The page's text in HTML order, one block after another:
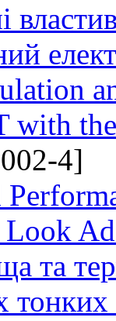
with
4]
та